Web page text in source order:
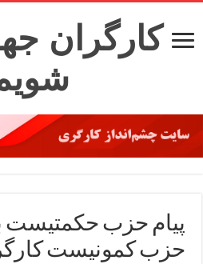
کارگران
پیام حزب حکمتیست
حزب کمونیست